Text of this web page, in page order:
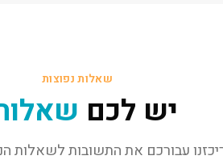
שאלות נפוצות
יש לכם
עבורכם את התשובות לשאלות